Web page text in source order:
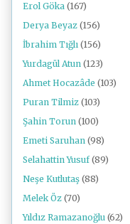
Erol Göka (167)
Derya Beyaz (156)
İbrahim Tığlı (156)
Yurdagül Atun (123)
Ahmet Hocazâde (103)
Puran Tilmiz (103)
Şahin Torun (100)
Emeti Saruhan (98)
Selahattin Yusuf (89)
Neşe Kutlutaş (88)
Melek Öz (70)
Yıldız Ramazanoğlu (62)